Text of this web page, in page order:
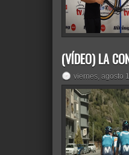
(VÍDEO) LA
viernes, agosto